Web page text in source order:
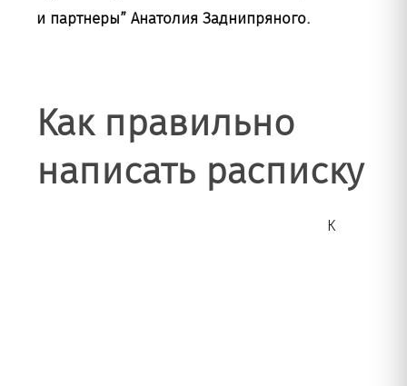
и партнеры” Анатолия Заднипряного.
Как правильно
написать расписку
К